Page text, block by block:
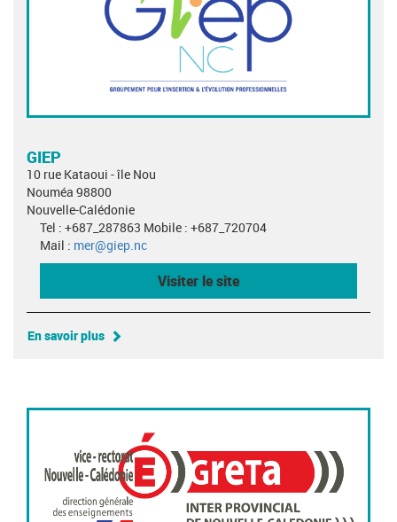
GIEP
10 rue Kataoui - île Nou
Nouméa 98800
Nouvelle-Calédonie
Tel : +687_287863 Mobile : +687_720704
Mail : mer@giep.nc
Visiter le site
En savoir plus